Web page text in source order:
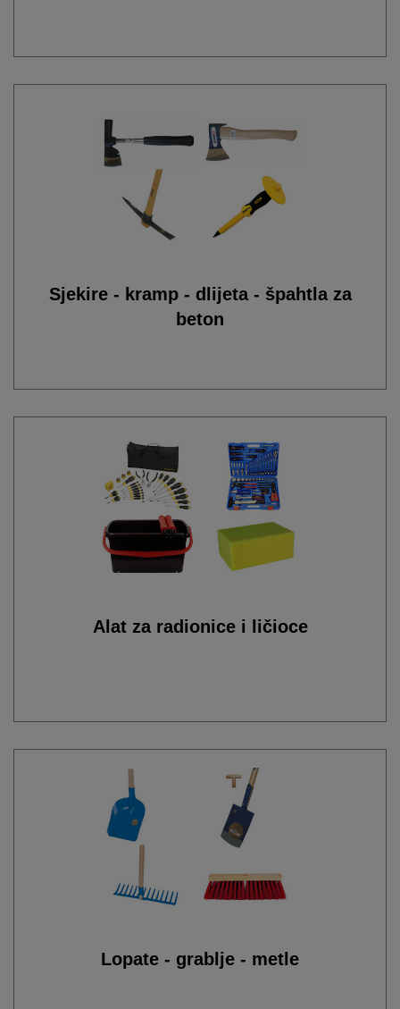
Sjekire - kramp - dlijeta - špahtla za
beton
Alat za radionice i ličioce
Lopate - grablje - metle